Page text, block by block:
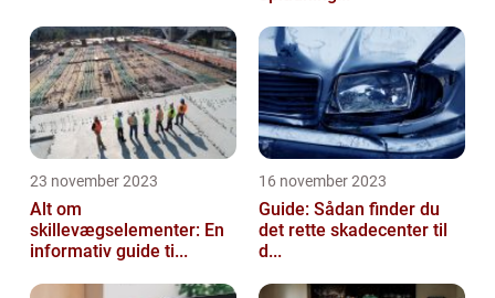
23 november 2023
Alt om
skillevægselementer: En
informativ guide ti...
16 november 2023
Guide: Sådan finder du
det rette skadecenter til
d...